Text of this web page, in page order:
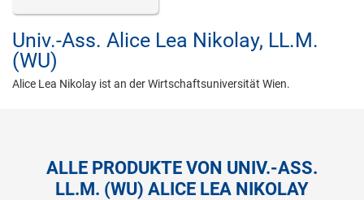
Univ.-Ass. Alice Lea Nikolay, LL.M.
(WU)
Alice Lea Nikolay ist an der Wirtschaftsuniversität Wien.
ALLE PRODUKTE VON UNIV.-ASS.
LL.M. (WU) ALICE LEA NIKOLAY